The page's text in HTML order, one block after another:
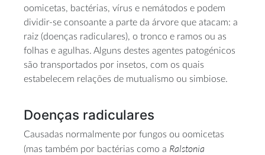
oomicetas, bactérias, vírus e nemátodos e podem
dividir-se consoante a parte da árvore que atacam: a
raiz (doenças radiculares), o tronco e ramos ou as
folhas e agulhas. Alguns destes agentes patogénicos
são transportados por insetos, com os quais
estabelecem relações de mutualismo ou simbiose.
Doenças radiculares
Causadas normalmente por fungos ou oomicetas
(mas também por bactérias como a Ralstonia